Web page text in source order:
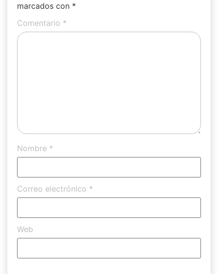
marcados con *
Comentario *
Nombre *
Correo electrónico *
Web